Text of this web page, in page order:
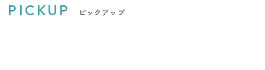
PICKUP ピックアップ